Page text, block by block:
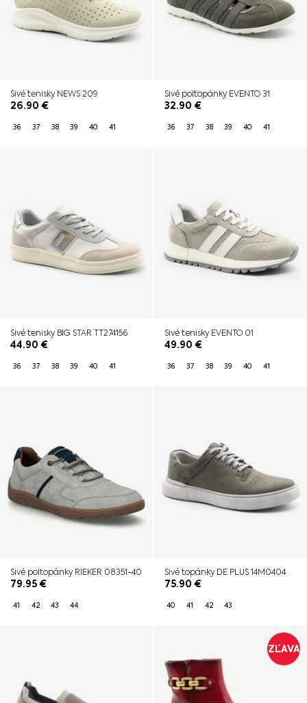
Sivé tenisky NEWS 209
26.90 €
36 37 38 39 40 41
Sivé poltopánky EVENTO 31
32.90 €
36 37 38 39 40 41
Sivé tenisky BIG STAR TT274156
44.90 €
36 37 38 39 40 41
Sivé tenisky EVENTO 01
49.90 €
36 37 38 39 40 41
Sivé poltopánky RIEKER 08351-40
79.95€
41 42 43 44
Sivé topánky DE PLUS 14M0404
75.90 €
40 41 42 43
ZĽAVA